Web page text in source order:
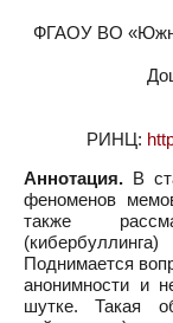
ФГАОУ ВО
РИНЦ:
Аннотация. В
феноменов
также
Поднимается
анонимности и
шутке. Такая